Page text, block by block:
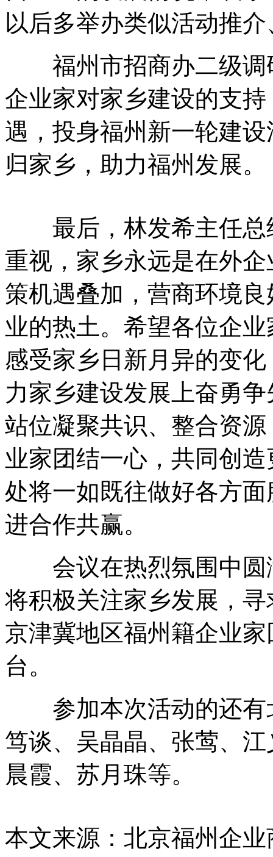
以后多举办类似活动推
福州市招商办二级调
企业家对家乡建设的支
遇，投身福州新一轮建
归家乡，助力福州发展。
最后，林发希主任总
重视，家乡永远是在外
策机遇叠加，营商环境
业的热土。希望各位企
感受家乡日新月异的变
力家乡建设发展上奋勇
站位凝聚共识、整合资
业家团结一心，共同创
处将一如既往做好各方
进合作共赢。
会议在热烈氛围中圆
将积极关注家乡发展，
京津冀地区福州籍企业
台。
参加本次活动的还有
笃谈、吴晶晶、张莺、
晨霞、苏月珠等。
本文来源：北京福州企业